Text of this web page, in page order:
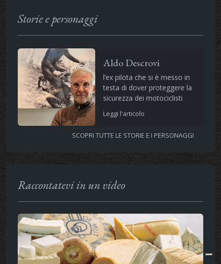
Storie e personaggi
Aldo Descrovi
l’ex pilota che si è messo in
testa di dover proteggere la
sicurezza dei motociclisti
Leggi l'articolo
SCOPRI TUTTE LE STORIE E I PERSONAGGI
Raccontatevi in un video